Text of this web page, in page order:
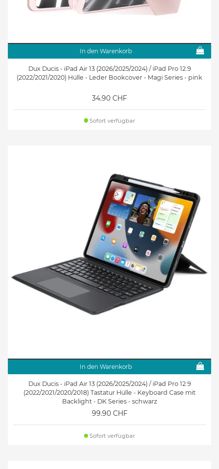
In den Warenkorb
Dux Ducis - iPad Air 13 (2026/2025/2024) / iPad Pro 12.9
(2022/2021/2020) Hülle - Leder Bookcover - Magi Series - pink
34.90 CHF
Sofort verfügbar
In den Warenkorb
Dux Ducis - iPad Air 13 (2026/2025/2024) / iPad Pro 12.9
(2022/2021/2020/2018) Tastatur Hülle - Keyboard Case mit
Backlight - DK Series - schwarz
99.90 CHF
Sofort verfügbar